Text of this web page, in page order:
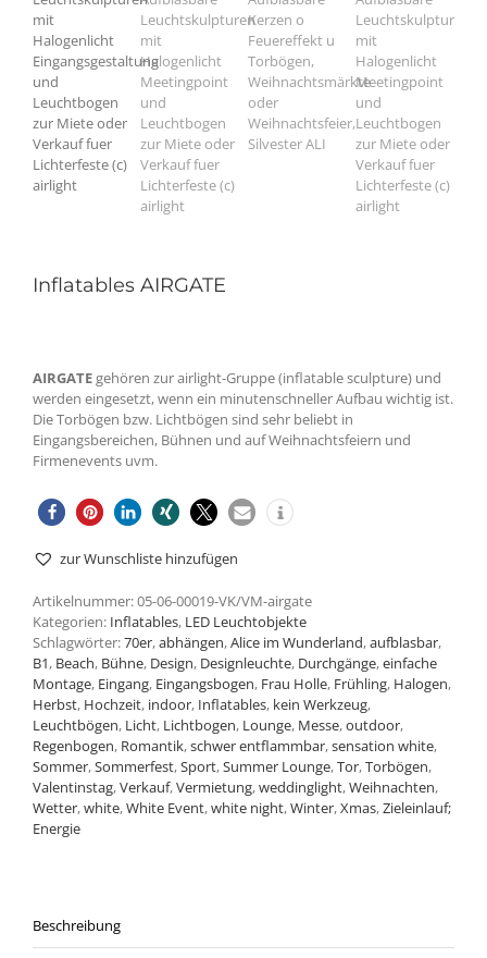
Inflatables AIRGATE
AIRGATEgehören zur airlight-Gruppe (inflatable sculpture) und
werden eingesetzt, wenn ein minutenschneller Aufbau wichtig ist.
Die Torbögen bzw. Lichtbögen sind sehr beliebt in
Eingangsbereichen, Bühnen und auf Weihnachtsfeiern und
Firmenevents uvm.
zur Wunschliste hinzufügen
Artikelnummer:05-06-00019-VK/VM-airgate
Kategorien: Inflatables, LED Leuchtobjekte
Schlagwörter:70er,abhängen,Alice im Wunderland,aufblasbar,
B1, Beach, Bühne, Design, Designleuchte, Durchgänge,einfache
Montage, Eingang, Eingangsbogen, Frau Holle, Frühling, Halogen,
Herbst, Hochzeit, indoor, Inflatables, kein Werkzeug,
Leuchtbögen, Licht, Lichtbogen, Lounge, Messe,outdoor,
Regenbogen, Romantik,schwer entflammbar,sensation white,
Sommer,Sommerfest,Sport,Summer Lounge,Tor,Torbögen,
Valentinstag,Verkauf,Vermietung,weddinglight,Weihnachten,
Wetter,white,White Event,white night,Winter,Xmas,Zieleinlauf;
Energie
Beschreibung